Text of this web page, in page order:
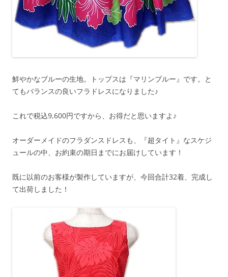
鮮やかなブルーの生地。トップスは『マリンブルー』です。と
てもバランスの良いフラドレスになりました♪
これで税込9,600円ですから、お得だと思いますよ♪
オーダーメイドのフラダンスドレスも、『超タイト』なスケジ
ュールの中、お約束の期日までにお届けしています！
既に以前のお客様が製作していますが、今回合計32着、完成し
て出荷しました！